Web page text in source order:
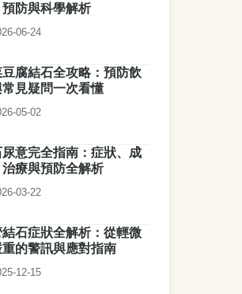
預防與科學解析
06-24
腐結石全攻略：預防飲
見疑問一次看懂
05-02
意完全指南：症狀、成
治療與預防全解析
03-22
結石症狀全解析：從輕微
的警訊與應對指南
12-15